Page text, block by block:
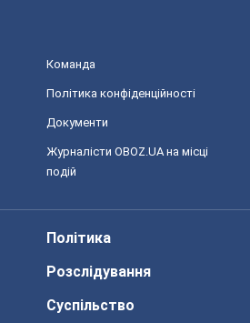
Команда
Політика конфіденційності
Документи
Журналісти OBOZ.UA на місці
подій
Політика
Розслідування
Суспільство